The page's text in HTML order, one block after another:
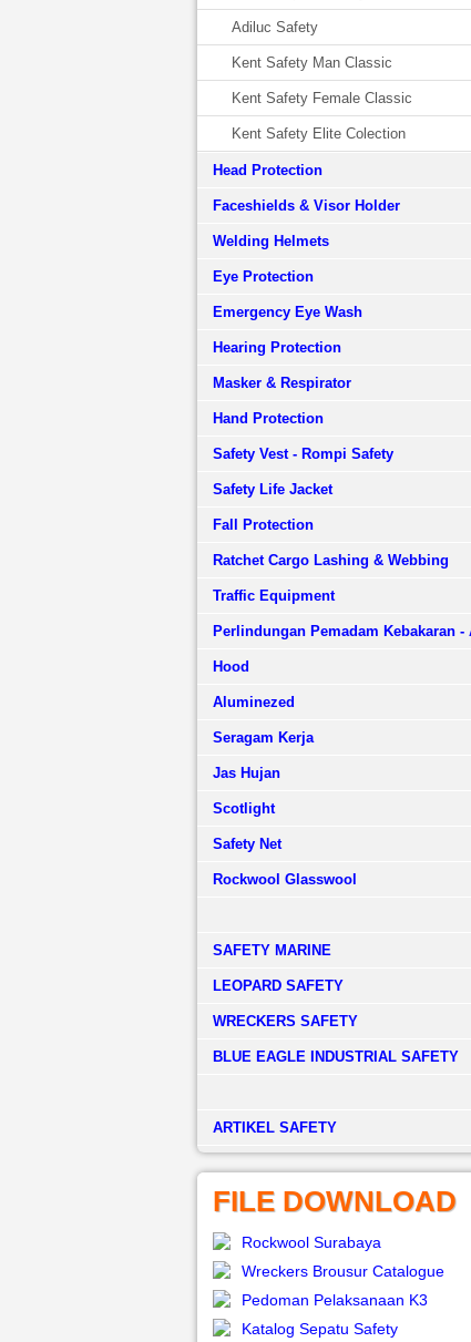
Adiluc Safety
Kent Safety Man Classic
Kent Safety Female Classic
Kent Safety Elite Colection
Head Protection
Faceshields & Visor Holder
Welding Helmets
Eye Protection
Emergency Eye Wash
Hearing Protection
Masker & Respirator
Hand Protection
Safety Vest - Rompi Safety
Safety Life Jacket
Fall Protection
Ratchet Cargo Lashing & Webbing
Traffic Equipment
Perlindungan Pemadam Kebakaran -
Hood
Aluminezed
Seragam Kerja
Jas Hujan
Scotlight
Safety Net
Rockwool Glasswool
SAFETY MARINE
LEOPARD SAFETY
WRECKERS SAFETY
BLUE EAGLE INDUSTRIAL SAFETY
­ARTIKEL SAFETY
FILE DOWNLOAD
Rockwool Surabaya
Wreckers Brousur Catalogue
Pedoman Pelaksanaan K3
Katalog Sepatu Safety